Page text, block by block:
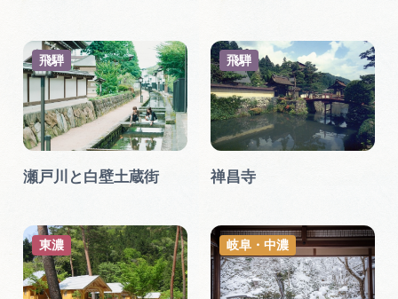
瀬戸川と白壁土蔵街
飛騨
禅昌寺
飛騨
東濃 岐阜・中濃